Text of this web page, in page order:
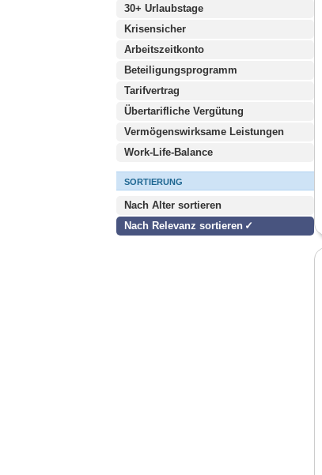
30+ Urlaubstage
Krisensicher
Arbeitszeitkonto
Beteiligungsprogramm
Tarifvertrag
Übertarifliche Vergütung
Vermögenswirksame Leistungen
Work-Life-Balance
SORTIERUNG
Nach Alter sortieren
Nach Relevanz sortieren